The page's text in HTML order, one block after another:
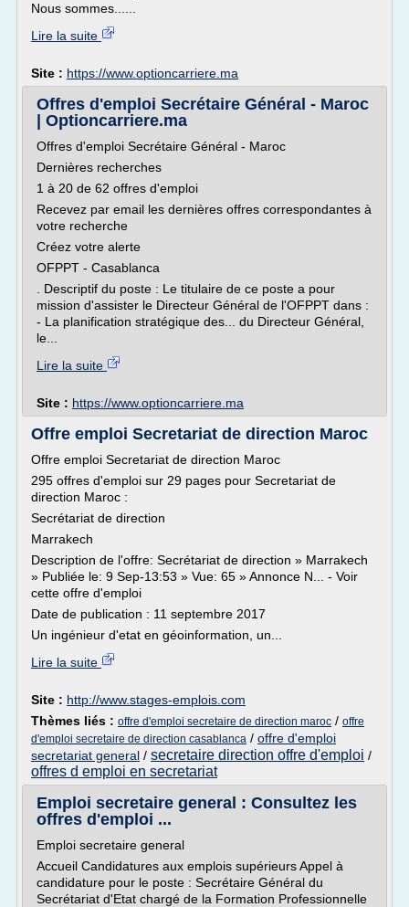
Nous sommes......
Lire la suite
Site : https://www.optioncarriere.ma
Offres d'emploi Secrétaire Général - Maroc
| Optioncarriere.ma
Offres d'emploi Secrétaire Général - Maroc
Dernières recherches
1 à 20 de 62 offres d'emploi
Recevez par email les dernières offres correspondantes à
votre recherche
Créez votre alerte
OFPPT - Casablanca
. Descriptif du poste : Le titulaire de ce poste a pour
mission d'assister le Directeur Général de l'OFPPT dans :
- La planification stratégique des... du Directeur Général,
le...
Lire la suite
Site : https://www.optioncarriere.ma
Offre emploi Secretariat de direction Maroc
Offre emploi Secretariat de direction Maroc
295 offres d'emploi sur 29 pages pour Secretariat de
direction Maroc :
Secrétariat de direction
Marrakech
Description de l'offre: Secrétariat de direction » Marrakech
» Publiée le: 9 Sep-13:53 » Vue: 65 » Annonce N... - Voir
cette offre d'emploi
Date de publication : 11 septembre 2017
Un ingénieur d'etat en géoinformation, un...
Lire la suite
Site : http://www.stages-emplois.com
Thèmes liés : offre d'emploi secretaire de direction maroc / offre
d'emploi secretaire de direction casablanca / offre d'emploi
secretariat general / secretaire direction offre d'emploi /
offres d emploi en secretariat
Emploi secretaire general : Consultez les
offres d'emploi ...
Emploi secretaire general
Accueil Candidatures aux emplois supérieurs Appel à
candidature pour le poste : Secrétaire Général du
Secrétariat d'Etat chargé de la Formation Professionnelle